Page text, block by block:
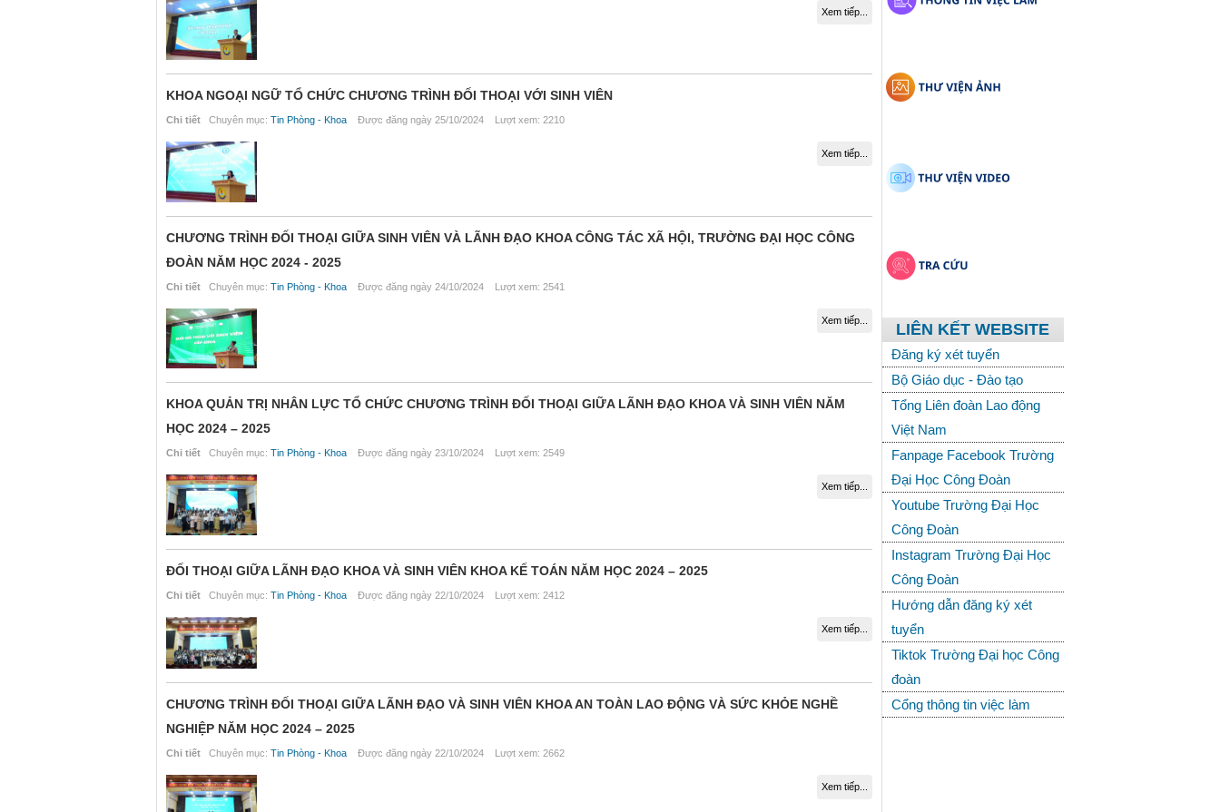
Xem tiếp...
KHOA NGOẠI NGỮ TỔ CHỨC CHƯƠNG TRÌNH ĐỐI THOẠI VỚI SINH VIÊN
Chi tiết Chuyên mục: Tin Phòng - Khoa Được đăng ngày 25/10/2024 Lượt xem: 2210
Xem tiếp...
CHƯƠNG TRÌNH ĐỐI THOẠI GIỮA SINH VIÊN VÀ LÃNH ĐẠO KHOA CÔNG TÁC XÃ HỘI, TRƯỜNG ĐẠI HỌC CÔNG
ĐOÀN NĂM HỌC 2024 - 2025
Chi tiết Chuyên mục: Tin Phòng - Khoa Được đăng ngày 24/10/2024 Lượt xem: 2541
Xem tiếp...
KHOA QUẢN TRỊ NHÂN LỰC TỔ CHỨC CHƯƠNG TRÌNH ĐỐI THOẠI GIỮA LÃNH ĐẠO KHOA VÀ SINH VIÊN NĂM
HỌC 2024 – 2025
Chi tiết Chuyên mục: Tin Phòng - Khoa Được đăng ngày 23/10/2024 Lượt xem: 2549
Xem tiếp...
ĐỐI THOẠI GIỮA LÃNH ĐẠO KHOA VÀ SINH VIÊN KHOA KẾ TOÁN NĂM HỌC 2024 – 2025
Chi tiết Chuyên mục: Tin Phòng - Khoa Được đăng ngày 22/10/2024 Lượt xem: 2412
Xem tiếp...
CHƯƠNG TRÌNH ĐỐI THOẠI GIỮA LÃNH ĐẠO VÀ SINH VIÊN KHOA AN TOÀN LAO ĐỘNG VÀ SỨC KHỎE NGHỀ
NGHIỆP NĂM HỌC 2024 – 2025
Chi tiết Chuyên mục: Tin Phòng - Khoa Được đăng ngày 22/10/2024 Lượt xem: 2662
Xem tiếp...
LIÊN KẾT WEBSITE
Đăng ký xét tuyển
Bộ Giáo dục - Đào tạo
Tổng Liên đoàn Lao động
Việt Nam
Fanpage Facebook Trường
Đại Học Công Đoàn
Youtube Trường Đại Học
Công Đoàn
Instagram Trường Đại Học
Công Đoàn
Hướng dẫn đăng ký xét
tuyển
Tiktok Trường Đại học Công
đoàn
Cổng thông tin việc làm